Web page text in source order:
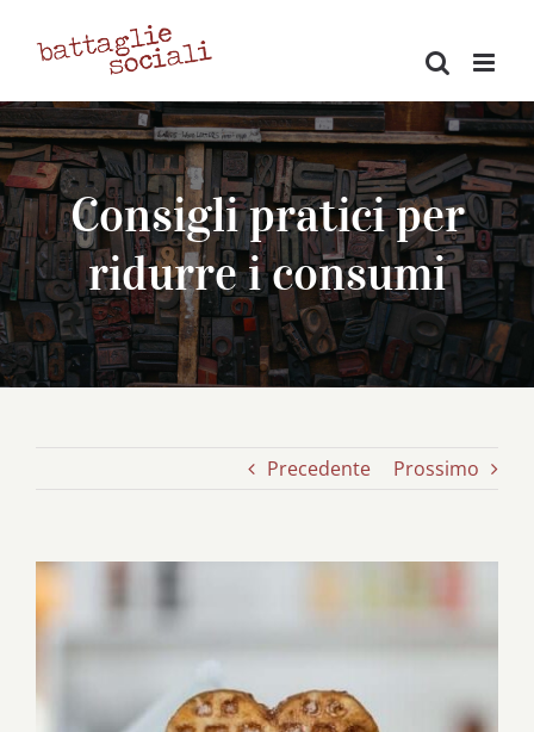
Consigli pratici per
ridurre i consumi
Precedente Prossimo
Ingrandisci
immagine